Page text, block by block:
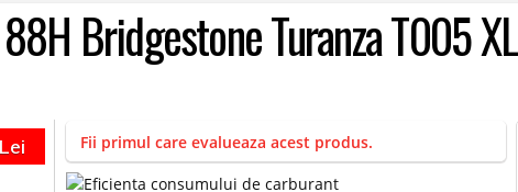
Bridgestone Turanza T005 XL
Fii primul care evalueaza acest produs.